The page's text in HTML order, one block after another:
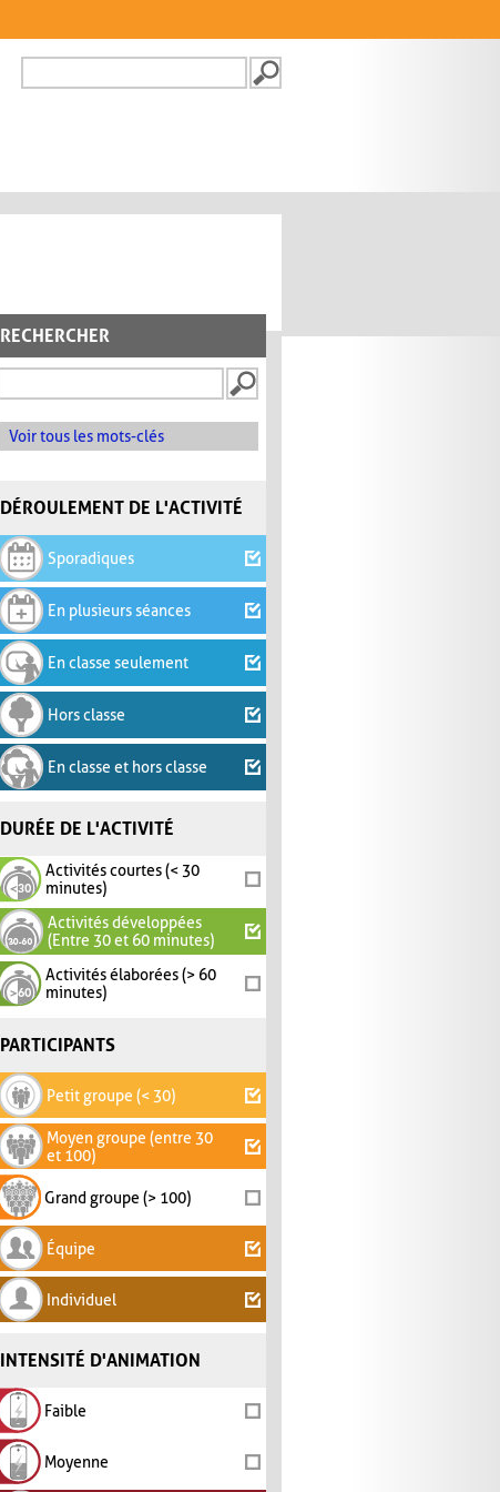
FORMULAIRE DE
RECHERCHER
Voir tous les mots-clés
DÉROULEMENT DE L'ACTIVITÉ
Sporadiques
En plusieurs séances
En classe seulement
Hors classe
En classe et hors classe
DURÉE DE L'ACTIVITÉ
Activités courtes (< 30
minutes)
Activités développées
(Entre 30 et 60 minutes)
Activités élaborées (> 60
minutes)
PARTICIPANTS
Petit groupe (< 30)
Moyen groupe (entre 30
et 100)
Grand groupe (> 100)
Équipe
Individuel
INTENSITÉ D'ANIMATION
Faible
Moyenne